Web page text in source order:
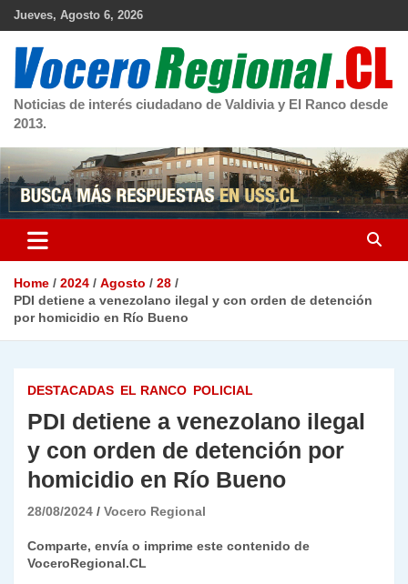
Skip
Jueves, Agosto 6, 2026
Noticias de interés ciudadano de Valdivia y El Ranco desde
2013.
Home 2024 Agosto
28
PDI detiene a venezolano ilegal y con orden de detención
por homicidio en Río Bueno
DESTACADAS EL RANCO POLICIAL
PDI detiene a venezolano ilegal
y con orden de detención por
homicidio en Río Bueno
28/08/2024 Vocero Regional
Comparte, envía o imprime este contenido de
VoceroRegional.CL